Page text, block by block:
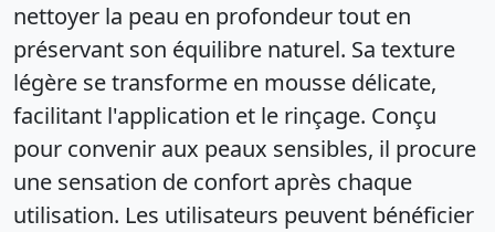
nettoyer la peau en profondeur tout en
préservant son équilibre naturel. Sa texture
légère se transforme en mousse délicate,
facilitant l'application et le rinçage. Conçu
pour convenir aux peaux sensibles, il procure
une sensation de confort après chaque
utilisation. Les utilisateurs peuvent bénéficier